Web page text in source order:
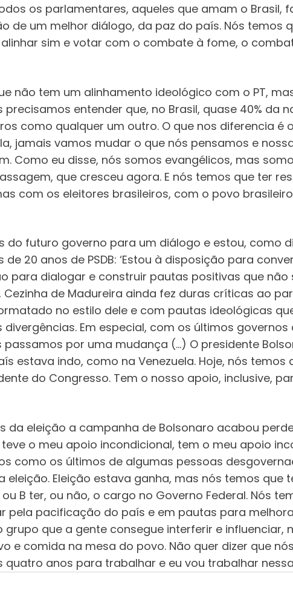
os parlamentares, aqueles que amam o Brasil,
de um melhor diálogo, da paz do país. Nós temos
sim e votar com o combate à fome, o
não tem um alinhamento ideológico com o PT,
entender que, no Brasil, quase 40% da
como qualquer um outro. O que nos diferencia é
jamais vamos mudar o que nós pensamos e
Como eu disse, nós somos evangélicos, mas
que cresceu agora. E nós temos que ter
com os eleitores brasileiros, com o povo
do futuro governo para um diálogo e estou, como
20 anos de PSDB: ‘Estou à disposição para
para dialogar e construir pautas positivas que
de Madureira ainda fez duras críticas ao
no estilo dele e com pautas ideológicas
Em especial, com os últimos governos
por uma mudança (…) O presidente
estava indo, como na Venezuela. Hoje, nós
do Congresso. Tem o nosso apoio, inclusive,
da eleição a campanha de Bolsonaro acabou
teve o meu apoio incondicional, tem o meu apoio
como os últimos de algumas pessoas
Eleição estava ganha, mas nós temos
B ter, ou não, o cargo no Governo Federal. Nós
pela pacificação do país e em pautas para
grupo que a gente consegue interferir e
e comida na mesa do povo. Não quer dizer que
quatro anos para trabalhar e eu vou trabalhar